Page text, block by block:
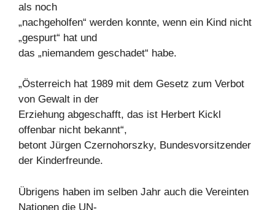
als noch
„nachgeholfen“ werden konnte, wenn ein Kind nicht
„gespurt“ hat und
das „niemandem geschadet“ habe.
„Österreich hat 1989 mit dem Gesetz zum Verbot
von Gewalt in der
Erziehung abgeschafft, das ist Herbert Kickl
offenbar nicht bekannt“,
betont Jürgen Czernohorszky, Bundesvorsitzender
der Kinderfreunde.
Übrigens haben im selben Jahr auch die Vereinten
Nationen die UN-